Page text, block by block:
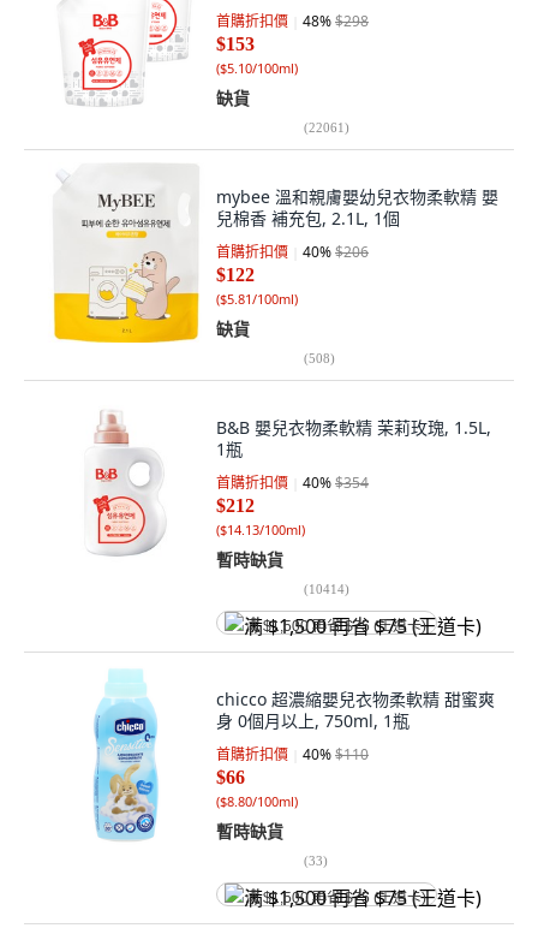
首購折扣價 48%$298
$153
($5.10/100ml)
缺貨
(22061)
mybee 溫和親膚嬰幼兒衣物柔軟精 嬰
兒棉香 補充包, 2.1L, 1個
首購折扣價 40%$206
$122
($5.81/100ml)
缺貨
(508)
B&B 嬰兒衣物柔軟精 茉莉玫瑰, 1.5L,
1瓶
首購折扣價 40%$354
$212
($14.13/100ml)
暫時缺貨
(10414)
满 $1,500 再省 $75 (王道卡)
chicco 超濃縮嬰兒衣物柔軟精 甜蜜爽
身 0個月以上, 750ml, 1瓶
首購折扣價 40%$110
$66
($8.80/100ml)
暫時缺貨
(33)
满 $1,500 再省 $75 (王道卡)